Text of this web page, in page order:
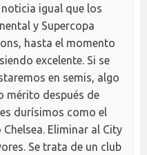
igual que los
y Supercopa
hasta el momento
excelente. Si se
en semis, algo
mérito después de
durísimos como el
Eliminar al City
Se trata de un club